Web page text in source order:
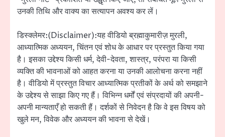
उनकी तिथि और वाक्य का सत्यापन अवश्य कर लें।
डिस्क्लेमर:(Disclaimer):यह वीडियो ब्रह्माकुमारीज़ मुरली,
आध्यात्मिक अध्ययन, चिंतन एवं शोध के आधार पर प्रस्तुत किया गया
है। इसका उद्देश्य किसी धर्म, देवी-देवता, शास्त्र, परंपरा या किसी
व्यक्ति की भावनाओं को आहत करना या उनकी आलोचना करना नहीं
है। वीडियो में प्रस्तुत विचार आध्यात्मिक प्रतीकों के अर्थ को समझाने
के उद्देश्य से साझा किए गए हैं। विभिन्न धर्मों एवं संप्रदायों की अपनी-
अपनी मान्यताएँ हो सकती हैं। दर्शकों से निवेदन है कि वे इस विषय को
खुले मन, विवेक और अध्ययन की भावना से देखें।